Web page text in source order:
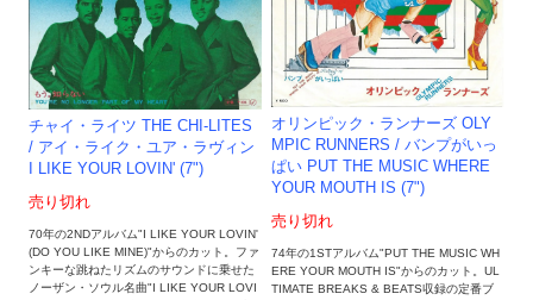
チャイ・ライツ THE CHI-LITES
/ アイ・ライク・ユア・ラヴィン
I LIKE YOUR LOVIN' (7")
売り切れ
70年の2NDアルバム"I LIKE YOUR LOVIN'
(DO YOU LIKE MINE)"からのカット。ファ
ンキーな跳ねたリズムのサウンドに乗せた
ノーザン・ソウル名曲"I LIKE YOUR LOVI
オリンピック・ランナーズ OLY
MPIC RUNNERS / バンプがいっ
ぱい PUT THE MUSIC WHERE
YOUR MOUTH IS (7")
売り切れ
74年の1STアルバム"PUT THE MUSIC WH
ERE YOUR MOUTH IS"からのカット。UL
TIMATE BREAKS & BEATS収録の定番ブ